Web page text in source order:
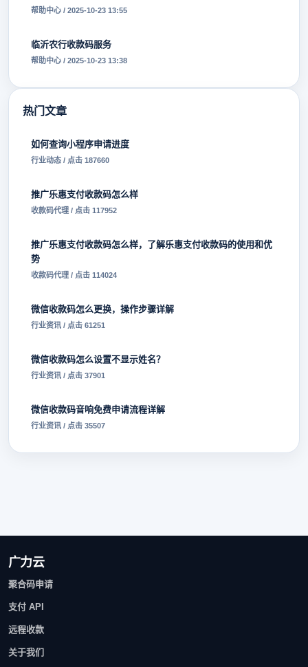
帮助中心 / 2025-10-23 13:55
临沂农行收款码服务
帮助中心 / 2025-10-23 13:38
热门文章
如何查询小程序申请进度
行业动态 / 点击 187660
推广乐惠支付收款码怎么样
收款码代理 / 点击 117952
推广乐惠支付收款码怎么样，了解乐惠支付收款码的使用和优
势
收款码代理 / 点击 114024
微信收款码怎么更换，操作步骤详解
行业资讯 / 点击 61251
微信收款码怎么设置不显示姓名？
行业资讯 / 点击 37901
微信收款码音响免费申请流程详解
行业资讯 / 点击 35507
广力云
聚合码申请
支付 API
远程收款
关于我们